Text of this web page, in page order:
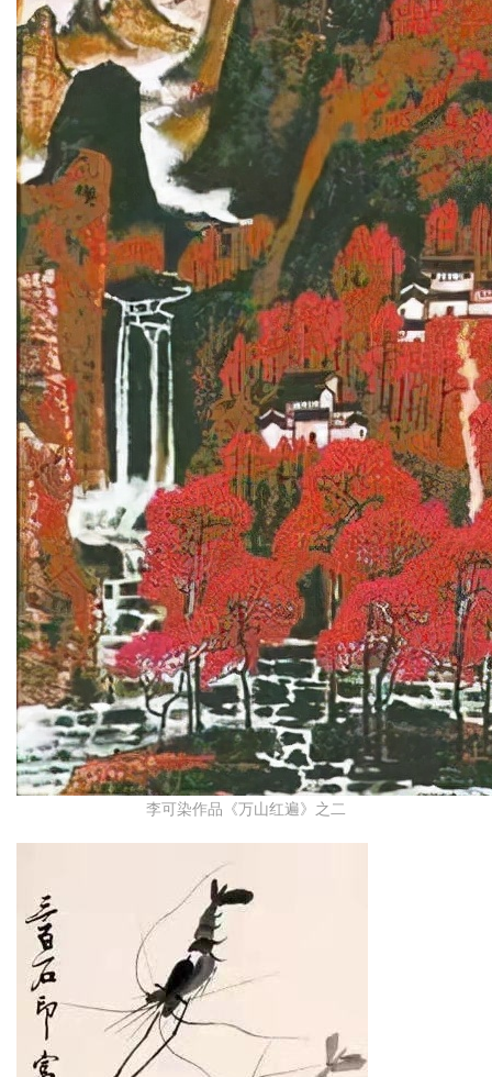
李可染作品《万山红遍》之二